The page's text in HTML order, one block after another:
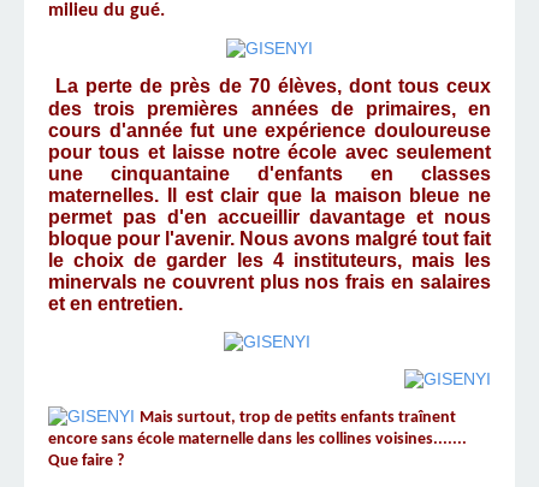
milieu du gué.
La perte de près de 70 élèves, dont tous ceux
des trois premières années de primaires, en
cours d'année fut une expérience douloureuse
pour tous et laisse notre école avec seulement
une cinquantaine d'enfants en classes
maternelles. Il est clair que la maison bleue ne
permet pas d'en accueillir davantage et nous
bloque pour l'avenir. Nous avons malgré tout fait
le choix de garder les 4 instituteurs, mais les
minervals ne couvrent plus nos frais en salaires
et en entretien.
Mais surtout, trop de petits enfants traînent
encore sans école maternelle dans les collines voisines.......
Que faire ?